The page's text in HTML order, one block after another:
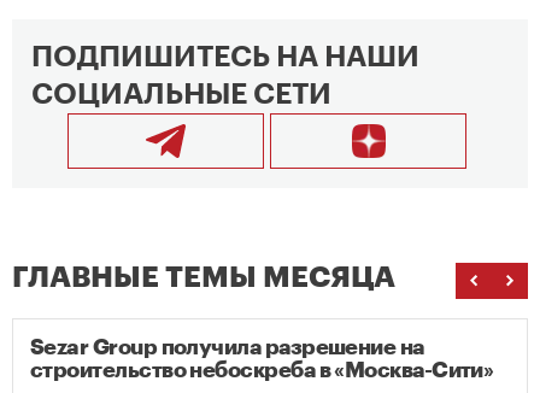
ПОДПИШИТЕСЬ НА НАШИ
СОЦИАЛЬНЫЕ СЕТИ
ГЛАВНЫЕ ТЕМЫ МЕСЯЦА
Sezar Group получила разрешение на
строительство небоскреба в «Москва-Сити»